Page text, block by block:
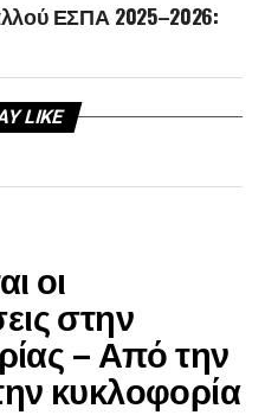
ΕΣΠΑ 2025–2026:
LIKE
οι
στην
– Από την
κυκλοφορία